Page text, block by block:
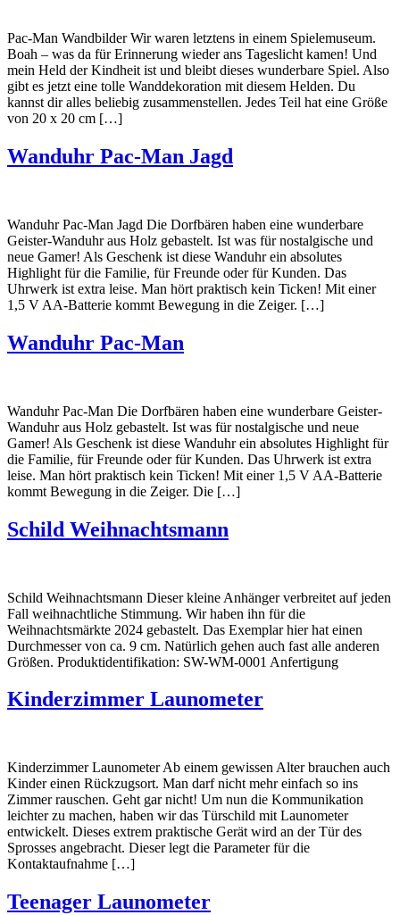
Pac-Man Wandbilder Wir waren letztens in einem Spielemuseum.
Boah – was da für Erinnerung wieder ans Tageslicht kamen! Und
mein Held der Kindheit ist und bleibt dieses wunderbare Spiel. Also
gibt es jetzt eine tolle Wanddekoration mit diesem Helden. Du
kannst dir alles beliebig zusammenstellen. Jedes Teil hat eine Größe
von 20 x 20 cm […]
Wanduhr Pac-Man Jagd
Wanduhr Pac-Man Jagd Die Dorfbären haben eine wunderbare
Geister-Wanduhr aus Holz gebastelt. Ist was für nostalgische und
neue Gamer! Als Geschenk ist diese Wanduhr ein absolutes
Highlight für die Familie, für Freunde oder für Kunden. Das
Uhrwerk ist extra leise. Man hört praktisch kein Ticken! Mit einer
1,5 V AA-Batterie kommt Bewegung in die Zeiger. […]
Wanduhr Pac-Man
Wanduhr Pac-Man Die Dorfbären haben eine wunderbare Geister-
Wanduhr aus Holz gebastelt. Ist was für nostalgische und neue
Gamer! Als Geschenk ist diese Wanduhr ein absolutes Highlight für
die Familie, für Freunde oder für Kunden. Das Uhrwerk ist extra
leise. Man hört praktisch kein Ticken! Mit einer 1,5 V AA-Batterie
kommt Bewegung in die Zeiger. Die […]
Schild Weihnachtsmann
Schild Weihnachtsmann Dieser kleine Anhänger verbreitet auf jeden
Fall weihnachtliche Stimmung. Wir haben ihn für die
Weihnachtsmärkte 2024 gebastelt. Das Exemplar hier hat einen
Durchmesser von ca. 9 cm. Natürlich gehen auch fast alle anderen
Größen. Produktidentifikation: SW-WM-0001 Anfertigung
Kinderzimmer Launometer
Kinderzimmer Launometer Ab einem gewissen Alter brauchen auch
Kinder einen Rückzugsort. Man darf nicht mehr einfach so ins
Zimmer rauschen. Geht gar nicht! Um nun die Kommunikation
leichter zu machen, haben wir das Türschild mit Launometer
entwickelt. Dieses extrem praktische Gerät wird an der Tür des
Sprosses angebracht. Dieser legt die Parameter für die
Kontaktaufnahme […]
Teenager Launometer